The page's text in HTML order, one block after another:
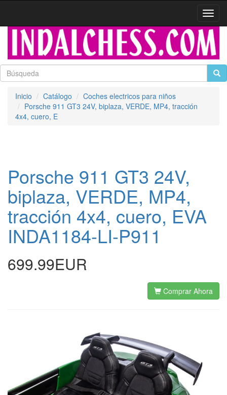
Inicio Catálogo
Coches electricos para niños
Porsche 911 GT3 24V, biplaza, VERDE, MP4, tracción
4x4, cuero, E
Porsche 911 GT3 24V,
biplaza, VERDE, MP4,
tracción 4x4, cuero, EVA
INDA1184-LI-P911
699.99EUR
Comprar Ahora